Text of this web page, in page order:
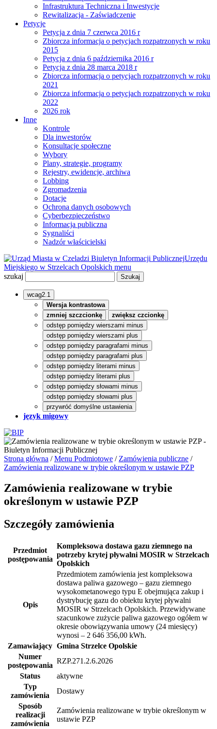
Infrastruktura Techniczna i Inwestycje
Rewitalizacja - Zaświadczenie
Petycje
Petycja z dnia 7 czerwca 2016 r
Zbiorcza informacja o petycjach rozpatrzonych w roku
2015
Petycja z dnia 6 października 2016 r
Petycja z dnia 28 marca 2018 r
Zbiorcza informacja o petycjach rozpatrzonych w roku
2021
Zbiorcza informacja o petycjach rozpatrzonych w roku
2022
2026 rok
Inne
Kontrole
Dla inwestorów
Konsultacje społeczne
Wybory
Plany, strategie, programy
Rejestry, ewidencje, archiwa
Lobbing
Zgromadzenia
Dotacje
Ochrona danych osobowych
Cyberbezpieczeństwo
Informacja publiczna
Sygnaliści
Nadzór właścicielski
Biuletyn Informacji PublicznejUrzędu
Miejskiego w Strzelcach Opolskich menu
szukaj
wcag2.1
Wersja kontrastowa
zmniej szczcionkę
zwiększ czcionkę
odstęp pomiędzy wierszami minus
odstęp pomiędzy wierszami plus
odstęp pomiędzy paragrafami minus
odstęp pomiędzy paragrafami plus
odstęp pomiędzy literami minus
odstęp pomiędzy literami plus
odstęp pomiędzy słowami minus
odstęp pomiędzy słowami plus
przywróć domyślne ustawienia
język migowy
Strona główna /Menu Podmiotowe / Zamówienia publiczne /
Zamówienia realizowane w trybie określonym w ustawie PZP
Zamówienia realizowane w trybie
określonym w ustawie PZP
Szczegóły zamówienia
Przedmiot
postępowania
Kompleksowa dostawa gazu ziemnego na
potrzeby krytej pływalni MOSIR w Strzelcach
Opolskich
Opis
Przedmiotem zamówienia jest kompleksowa
dostawa paliwa gazowego – gazu ziemnego
wysokometanowego typu E obejmująca zakup i
dystrybucję gazu do obiektu krytej pływalni
MOSIR w Strzelcach Opolskich. Przewidywane
szacunkowe zużycie paliwa gazowego ogółem w
okresie obowiązywania umowy (24 miesięcy)
wynosi – 2 646 356,00 kWh.
Zamawiający Gmina Strzelce Opolskie
Numer
postępowania
RZP.271.2.6.2026
Status
aktywne
Typ
zamówienia
Dostawy
Sposób
realizacji
zamówienia
Zamówienia realizowane w trybie określonym w
ustawie PZP